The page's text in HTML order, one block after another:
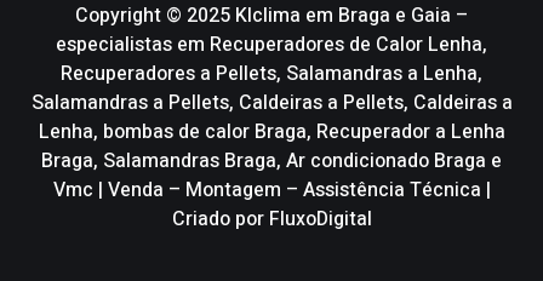
Copyright © 2025 Klclima em Braga e Gaia –
especialistas em Recuperadores de Calor Lenha,
Recuperadores a Pellets, Salamandras a Lenha,
Salamandras a Pellets, Caldeiras a Pellets, Caldeiras a
Lenha, bombas de calor Braga, Recuperador a Lenha
Braga, Salamandras Braga, Ar condicionado Braga e
Vmc | Venda – Montagem – Assistência Técnica |
Criado por FluxoDigital